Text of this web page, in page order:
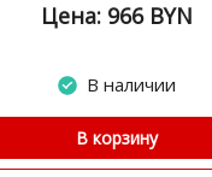
Цена: 966 BYN
В наличии
В корзину